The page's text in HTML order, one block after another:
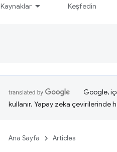
Kaynaklar Keşfedin
Google,
kullanır. Yapay zeka çevirilerinde
Ana Sayfa Articles